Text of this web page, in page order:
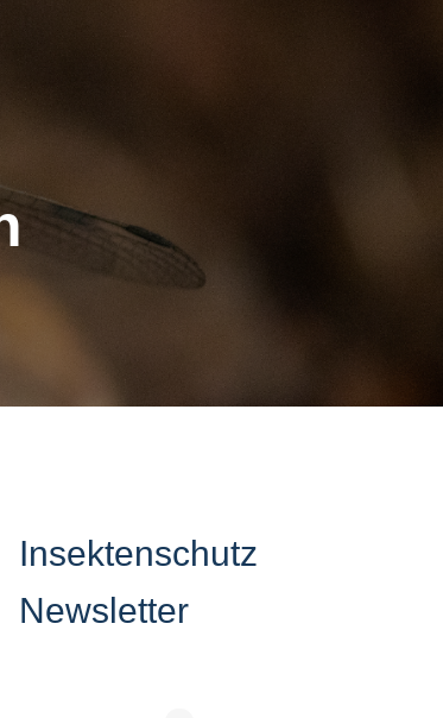
Insektenschutz
Newsletter